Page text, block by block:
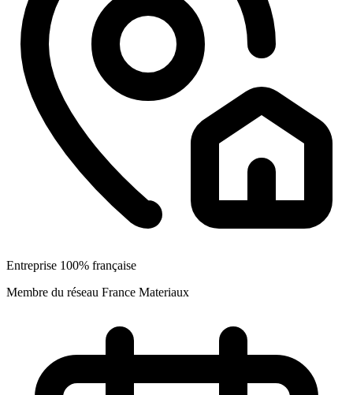
Entreprise 100% française
Membre du réseau France Materiaux